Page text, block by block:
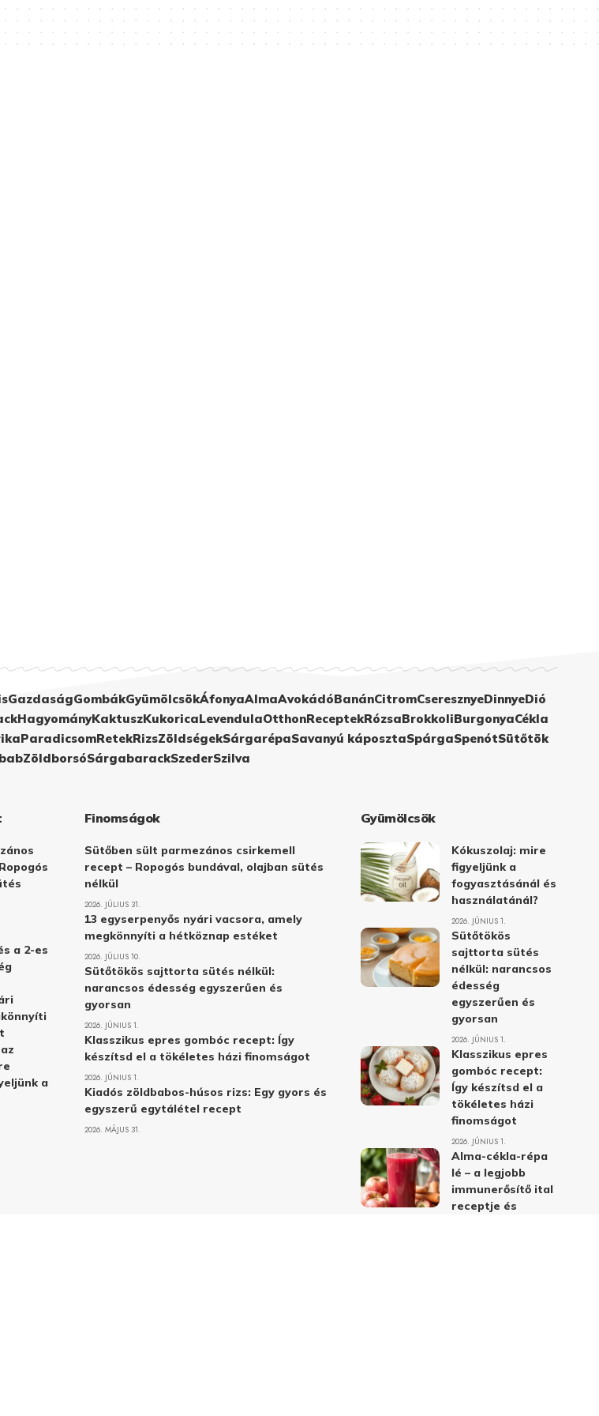
GazdaságGombákGyümölcsökÁfonyaAlmaAvokádóBanánCitromCseresznyeDinnyeDió
HagyományKaktuszKukoricaLevendulaOtthonReceptekRózsaBrokkoliBurgonyaCékla
ParadicsomRetekRizsZöldségekSárgarépaSavanyú káposztaSpárgaSpenótSütőtök
ZöldborsóSárgabarackSzederSzilva
a 2-es
a
Finomságok
Sütőben sült parmezános csirkemell
recept – Ropogós bundával, olajban sütés
nélkül
2026. JÚLIUS 31.
13 egyserpenyős nyári vacsora, amely
megkönnyíti a hétköznap estéket
2026. JÚLIUS 10.
Sütőtökös sajttorta sütés nélkül:
narancsos édesség egyszerűen és
gyorsan
2026. JÚNIUS 1.
Klasszikus epres gombóc recept: Így
készítsd el a tökéletes házi finomságot
2026. JÚNIUS 1.
Kiadós zöldbabos-húsos rizs: Egy gyors és
egyszerű egytálétel recept
2026. MÁJUS 31.
Gyümölcsök
Kókuszolaj: mire
figyeljünk a
fogyasztásánál és
használatánál?
2026. JÚNIUS 1.
Sütőtökös
sajttorta sütés
nélkül: narancsos
édesség
egyszerűen és
gyorsan
2026. JÚNIUS 1.
Klasszikus epres
gombóc recept:
Így készítsd el a
tökéletes házi
finomságot
2026. JÚNIUS 1.
Alma-cékla-répa
lé – a legjobb
immunerősítő ital
receptje és